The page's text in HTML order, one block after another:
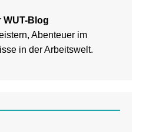
WUT-Blog
Abenteuer im
in der Arbeitswelt.